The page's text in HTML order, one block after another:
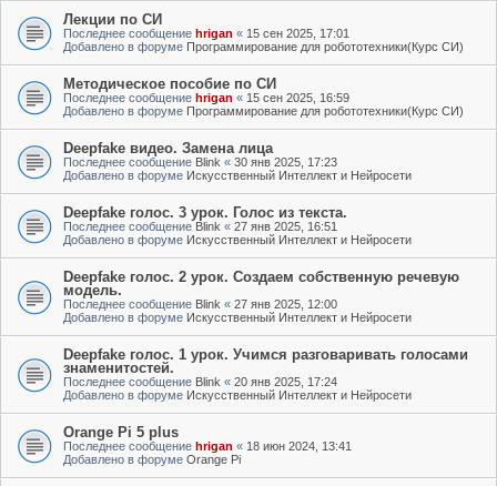
Лекции по СИ
Последнее сообщение hrigan « 15 сен 2025, 17:01
Добавлено в форуме Программирование для робототехники(Курс СИ)
Методическое пособие по СИ
Последнее сообщение hrigan « 15 сен 2025, 16:59
Добавлено в форуме Программирование для робототехники(Курс СИ)
Deepfake видео. Замена лица
Последнее сообщение Blink « 30 янв 2025, 17:23
Добавлено в форуме Искусственный Интеллект и Нейросети
Deepfake голос. 3 урок. Голос из текста.
Последнее сообщение Blink « 27 янв 2025, 16:51
Добавлено в форуме Искусственный Интеллект и Нейросети
Deepfake голос. 2 урок. Создаем собственную речевую
модель.
Последнее сообщение Blink « 27 янв 2025, 12:00
Добавлено в форуме Искусственный Интеллект и Нейросети
Deepfake голос. 1 урок. Учимся разговаривать голосами
знаменитостей.
Последнее сообщение Blink « 20 янв 2025, 17:24
Добавлено в форуме Искусственный Интеллект и Нейросети
Orange Pi 5 plus
Последнее сообщение hrigan « 18 июн 2024, 13:41
Добавлено в форуме Orange Pi